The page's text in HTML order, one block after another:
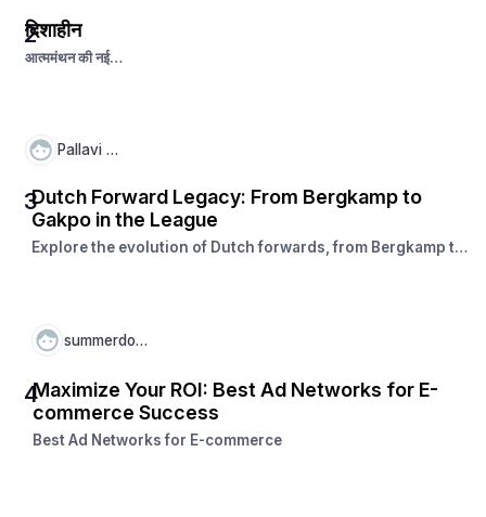
2
दिशाहीन
आत्ममंथन की नई
Pallavi Pal
3Dutch Forward Legacy: From Bergkamp to
Gakpo in the League
Explore the evolution of Dutch forwards, from Bergkamp to
summerdown
4Maximize Your ROI: Best Ad Networks for E-
commerce Success
Best Ad Networks for E-commerce